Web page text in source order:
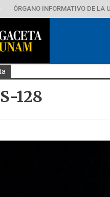
ÓRGANO INFORMATIVO DE LA
128